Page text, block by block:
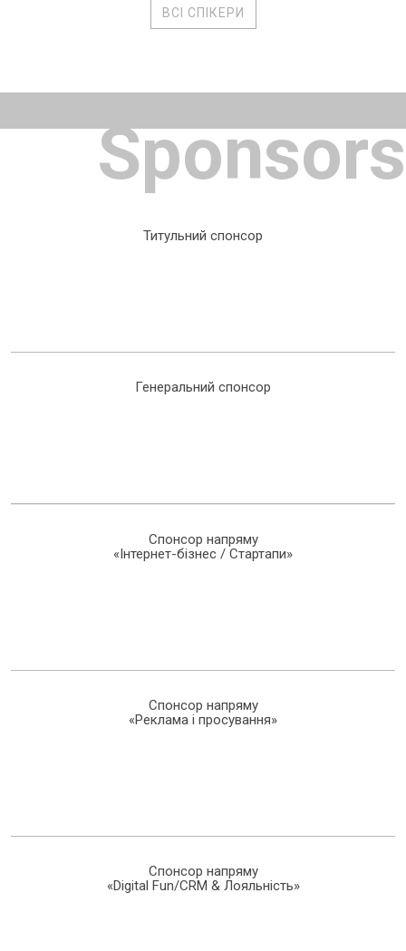
ВСІ СПІКЕРИ
Sponsors
Титульний спонсор
Генеральний спонсор
Спонсор напряму
«Інтернет-бізнес / Стартапи»
Спонсор напряму
«Реклама і просування»
Спонсор напряму
«Digital Fun/CRM & Лояльність»